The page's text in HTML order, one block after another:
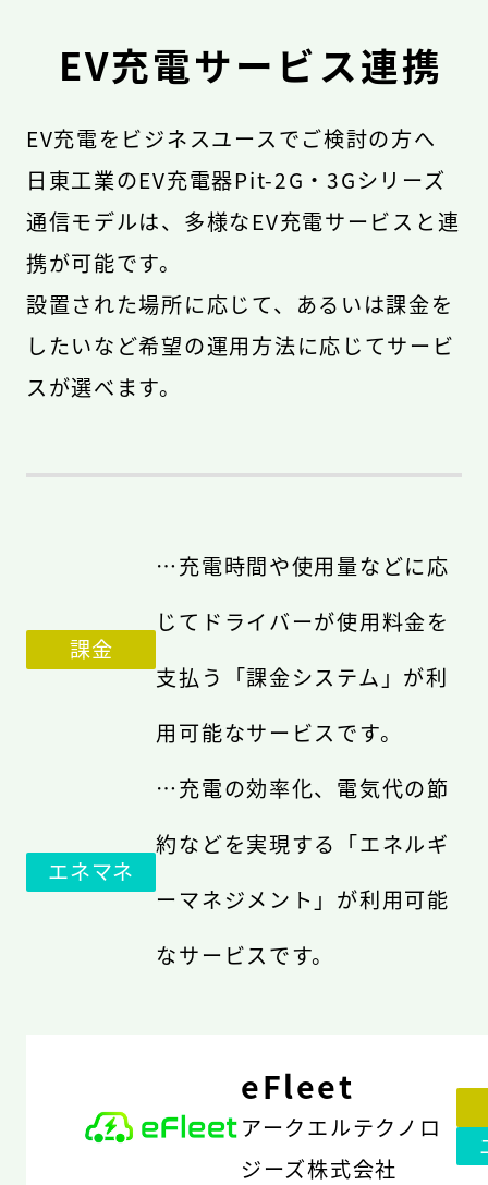
EV充電サービス連携
EV充電をビジネスユースでご検討の⽅へ
日東工業のEV充電器Pit-2G・3Gシリーズ
通信モデルは、多様なEV充電サービスと連
携が可能です。
設置された場所に応じて、あるいは課金を
したいなど希望の運用方法に応じてサービ
スが選べます。
課金
…充電時間や使用量などに応
じてドライバーが使用料金を
支払う「課金システム」が利
用可能なサービスです。
エネマネ
…充電の効率化、電気代の節
約などを実現する「エネルギ
ーマネジメント」が利用可能
なサービスです。
eFleet
アークエルテクノロ
ジーズ株式会社